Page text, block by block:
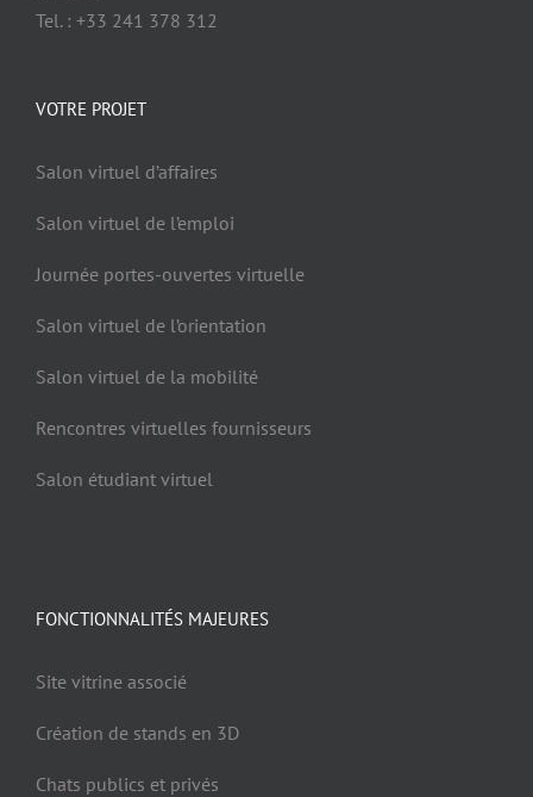
Tel. : +33 241 378 312
VOTRE PROJET
Salon virtuel d’affaires
Salon virtuel de l’emploi
Journée portes-ouvertes virtuelle
Salon virtuel de l’orientation
Salon virtuel de la mobilité
Rencontres virtuelles fournisseurs
Salon étudiant virtuel
FONCTIONNALITÉS MAJEURES
Site vitrine associé
Création de stands en 3D
Chats publics et privés